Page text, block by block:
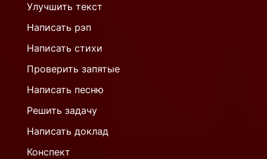
Улучшить текст
Написать рэп
Написать стихи
Проверить запятые
Написать песню
Решить задачу
Написать доклад
Конспект